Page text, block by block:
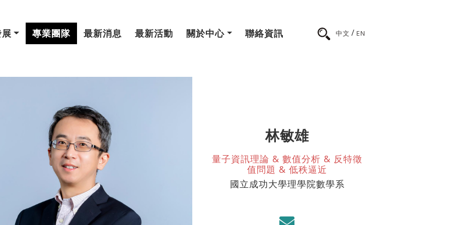
專業團隊 最新消息 最新活動 關於中心 聯絡資訊 中文 / EN
林敏雄
量子資訊理論 & 數值分析 & 反特徵
值問題 & 低秩逼近
國立成功大學理學院數學系